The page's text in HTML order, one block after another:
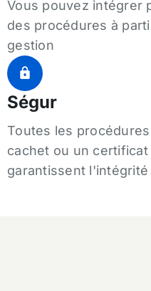
Vous pouvez intégrer
des procédures à
gestion
Ségur
Toutes les
cachet ou un
garantissent